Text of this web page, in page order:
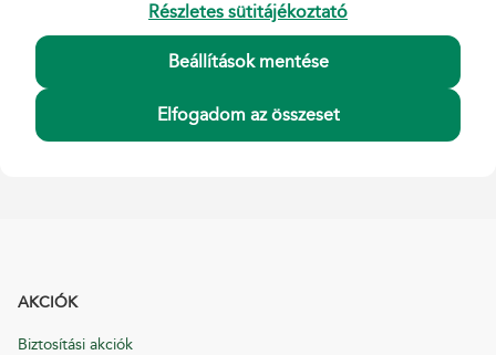
Díjszabások
Részletes sütitájékoztató
Beállítások mentése
Elfogadom az összeset
AKCIÓK
Biztosítási akciók